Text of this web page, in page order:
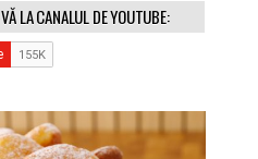
LA CANALUL DE YOUTUBE: